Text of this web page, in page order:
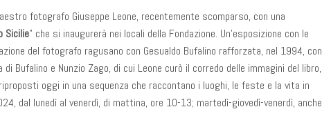
fotografo Giuseppe Leone, recentemente scomparso, con una
Sicilie” che si inaugurerà nei locali della Fondazione. Un’esposizione con le
del fotografo ragusano con Gesualdo Bufalino rafforzata, nel 1994, con
di Bufalino e Nunzio Zago, di cui Leone curò il corredo delle immagini del libro,
oggi in una sequenza che raccontano i luoghi, le feste e la vita in
dal lunedì al venerdì, di mattina, ore 10-13; martedì-giovedì-venerdì, anche